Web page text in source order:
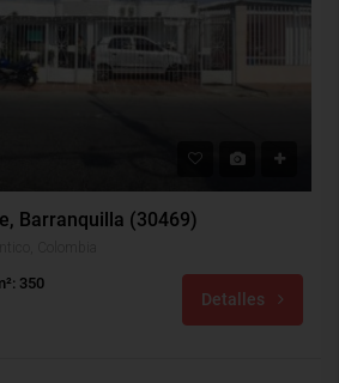
Barranquilla (30469)
350
Detalles